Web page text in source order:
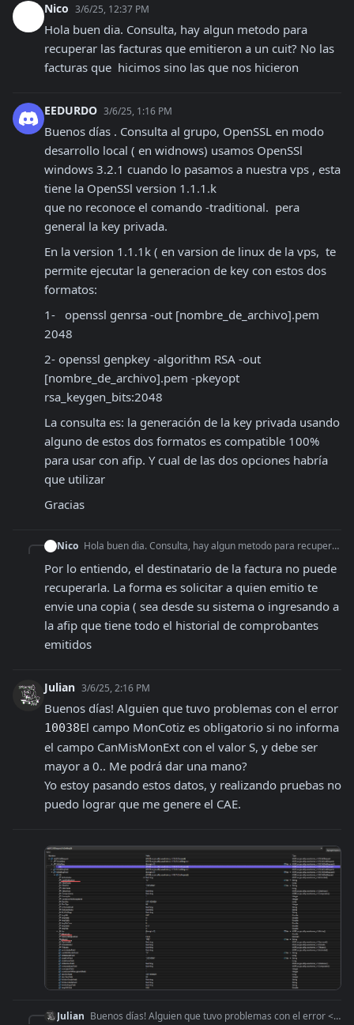
Nico 3/6/25, 12:37 PM
Hola buen dia. Consulta, hay algun metodo para
recuperar las facturas que emitieron a un cuit? No las
facturas que  hicimos sino las que nos hicieron
EEDURDO 3/6/25, 1:16 PM
Buenos días . Consulta al grupo, OpenSSL en modo
desarrollo local ( en widnows) usamos OpenSSl
windows 3.2.1 cuando lo pasamos a nuestra vps , esta
tiene la OpenSSl version 1.1.1.k
que no reconoce el comando -traditional.  pera
general la key privada.
En la version 1.1.1k ( en varsion de linux de la vps,  te
permite ejecutar la generacion de key con estos dos
formatos:
1-   openssl genrsa -out [nombre_de_archivo].pem
2048
2- openssl genpkey -algorithm RSA -out
[nombre_de_archivo].pem -pkeyopt
rsa_keygen_bits:2048
La consulta es: la generación de la key privada usando
alguno de estos dos formatos es compatible 100%
para usar con afip. Y cual de las dos opciones habría
que utilizar
Gracias
Nico Hola buen dia. Consulta, hay algun metodo para recuperar las facturas que emitieron a un cuit? No las facturas que hicimos sino las que nos hicieron
Por lo entiendo, el destinatario de la factura no puede
recuperarla. La forma es solicitar a quien emitio te
envie una copia ( sea desde su sistema o ingresando a
la afip que tiene todo el historial de comprobantes
emitidos
Julian 3/6/25, 2:16 PM
10038El campo MonCotiz es obligatorio si no informa
el campo CanMisMonExt con el valor S, y debe ser
mayor a 0.. Me podrá dar una mano?
Yo estoy pasando estos datos, y realizando pruebas no
puedo lograr que me genere el CAE.
Julian Buenos días! Alguien que tuvo problemas con el error <CODE>10038</CODE><MSG>El campo MonCotiz es obligatorio si no informa el campo CanMisMonExt con el valor S,